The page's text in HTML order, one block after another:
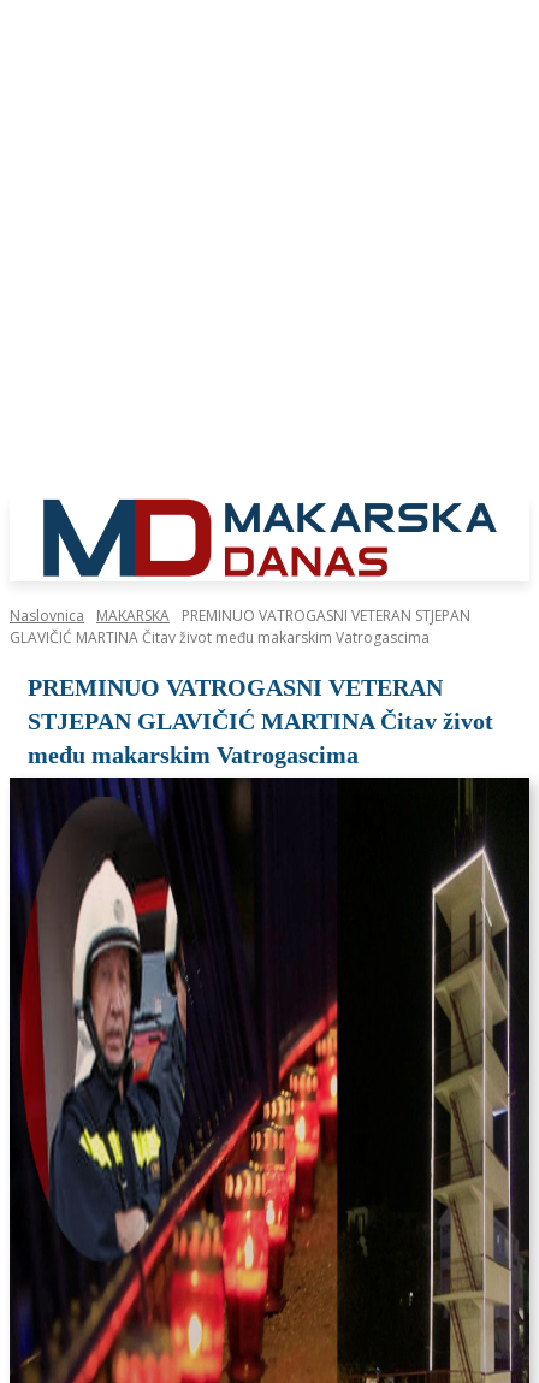
Naslovnica MAKARSKA
PREMINUO VATROGASNI VETERAN STJEPAN
GLAVIČIĆ MARTINA Čitav život među makarskim Vatrogascima
PREMINUO VATROGASNI VETERAN
STJEPAN GLAVIČIĆ MARTINA Čitav život
među makarskim Vatrogascima